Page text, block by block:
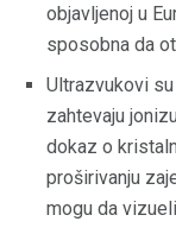
objavljenoj u
sposobna da
Ultrazvukovi
zahtevaju
dokaz o
proširivanju
mogu da